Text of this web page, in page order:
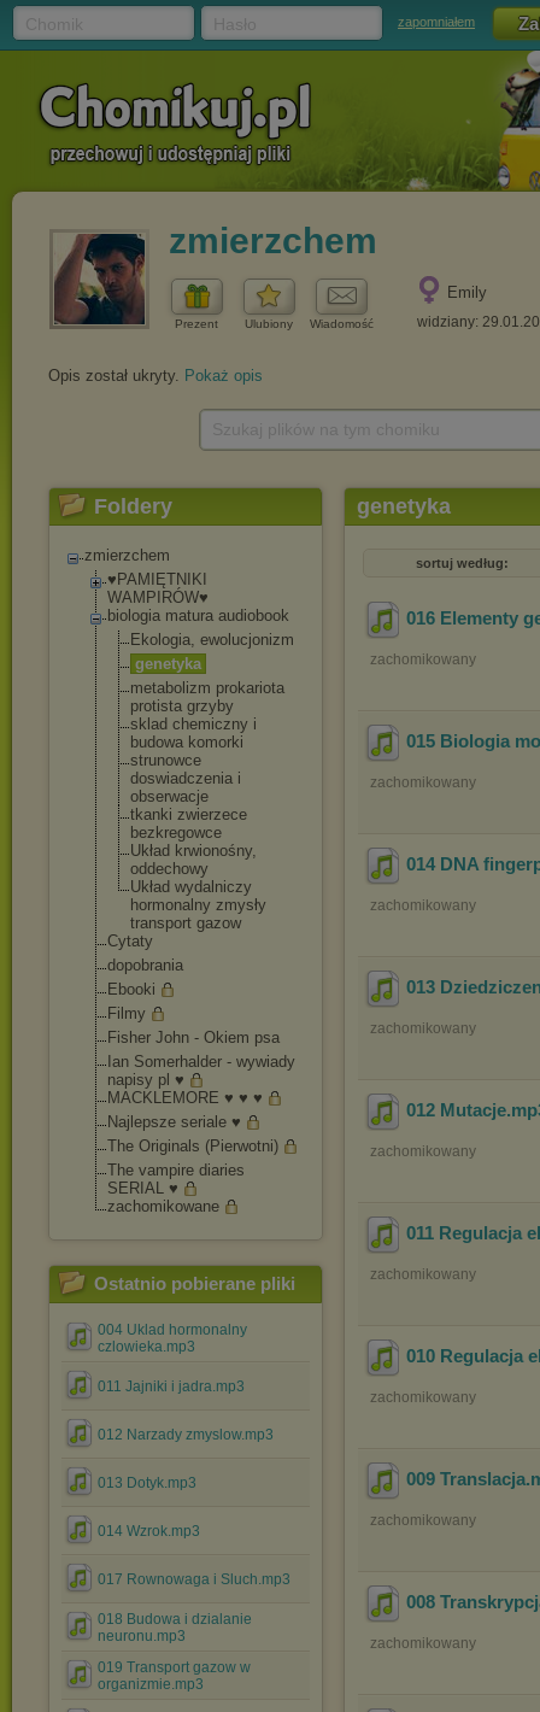
zapomniałem
zmierzchem
Prezent Ulubiony Wiadomość
Emily
widziany:
Opis został ukryty. Pokaż opis
Foldery
zmierzchem
♥PAMIĘTNIKI
WAMPIRÓW♥
biologia matura audiobook
Ekologia, ewolucjonizm
genetyka
metabolizm prokariota
protista grzyby
sklad chemiczny i
budowa komorki
strunowce
doswiadczenia i
obserwacje
tkanki zwierzece
bezkregowce
Układ krwionośny,
oddechowy
Układ wydalniczy
hormonalny zmysły
transport gazow
Cytaty
dopobrania
Ebooki
Filmy
Fisher John - Okiem psa
Ian Somerhalder - wywiady
napisy pl ♥
MACKLEMORE ♥ ♥ ♥
Najlepsze seriale ♥
The Originals (Pierwotni)
The vampire diaries
SERIAL ♥
zachomikowane
Ostatnio pobierane pliki
004 Uklad hormonalny
czlowieka.mp3
011 Jajniki i jadra.mp3
012 Narzady zmyslow.mp3
013 Dotyk.mp3
014 Wzrok.mp3
017 Rownowaga i Sluch.mp3
018 Budowa i dzialanie
neuronu.mp3
019 Transport gazow w
organizmie.mp3
genetyka
sortuj według:
016 Elementy
zachomikowany
015 Biologia
zachomikowany
014 DNA
zachomikowany
013
zachomikowany
012 Mutacje
zachomikowany
011 Regulacja
zachomikowany
010 Regulacja
zachomikowany
009 Translacja
zachomikowany
008
zachomikowany